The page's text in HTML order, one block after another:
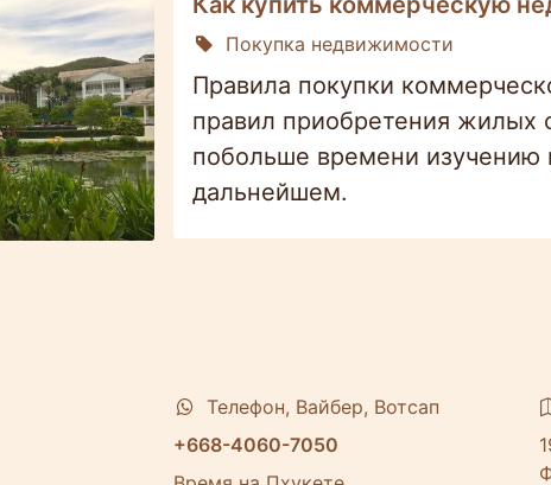
Покупка недвижимости
Правила покупки
правил приобретения жилых
побольше времени изучению
дальнейшем.
Телефон, Вайбер, Вотсап
+668-4060-7050